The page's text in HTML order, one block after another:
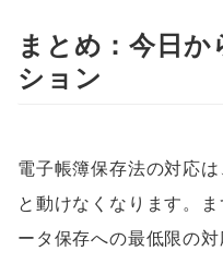
まとめ：今日か
ション
電子帳簿保存法の対応
と動けなくなります。
ータ保存への最低限の